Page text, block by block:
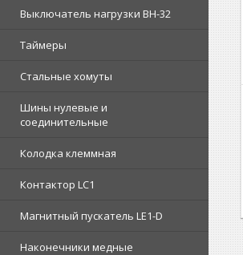
Выключатель нагрузки ВН-32
Таймеры
Стальные хомуты
Шины нулевые и
соединительные
Колодка клеммная
Контактор LC1
Магнитный пускатель LE1-D
Наконечники медные